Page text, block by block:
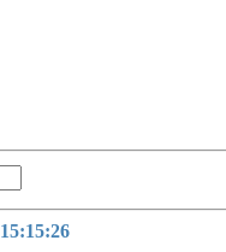
15:15:27